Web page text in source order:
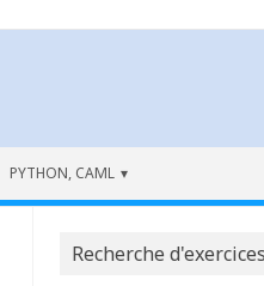
PYTHON, CAML
Recherche